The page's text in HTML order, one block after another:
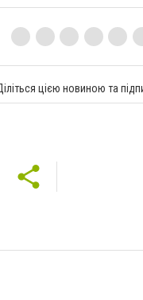
цією новиною та